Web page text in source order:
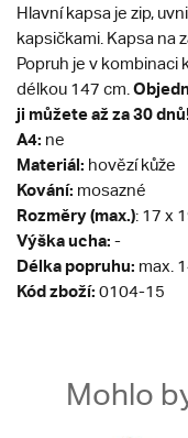
Hlavní kapsa je zip,
kapsičkami. Kapsa na
Popruh je v kombinaci
délkou 147 cm.
ji můžete až za 30
A4: ne
Materiál: hovězí kůže
Kování: mosazné
Rozměry (max.): 17 x
Výška ucha: -
Délka popruhu: max.
Kód zboží: 0104-15
Mohlo